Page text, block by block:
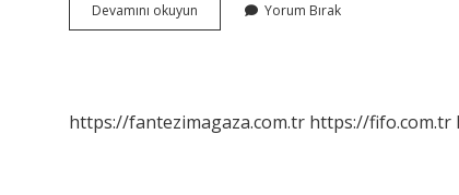
Devamını okuyun
Gelişim
Yorum Bırak
https://fantezimagaza.com.tr https://fifo.com.tr